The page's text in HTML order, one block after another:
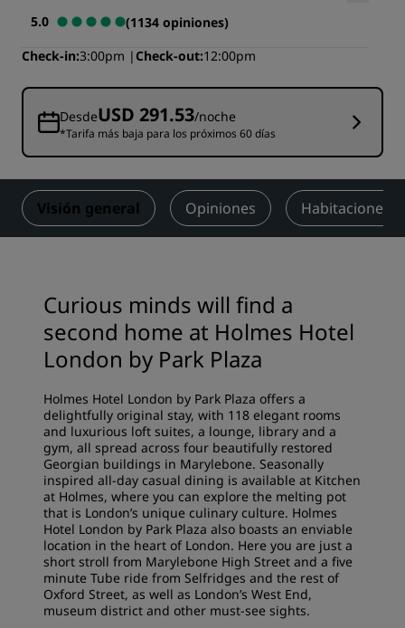
5.0
(1134 opiniones)
Check-in 3:00pm Check-out 12:00pm
DesdeUSD 291.53/noche
*Tarifa más baja para los próximos 60 días
Visión general Opiniones Habitaciones
Curious minds will find a
second home at Holmes Hotel
London by Park Plaza
Holmes Hotel London by Park Plaza offers a
delightfully original stay, with 118 elegant rooms
and luxurious loft suites, a lounge, library and a
gym, all spread across four beautifully restored
Georgian buildings in Marylebone. Seasonally
inspired all-day casual dining is available at Kitchen
at Holmes, where you can explore the melting pot
that is London’s unique culinary culture. Holmes
Hotel London by Park Plaza also boasts an enviable
location in the heart of London. Here you are just a
short stroll from Marylebone High Street and a five
minute Tube ride from Selfridges and the rest of
Oxford Street, as well as London’s West End,
museum district and other must-see sights.